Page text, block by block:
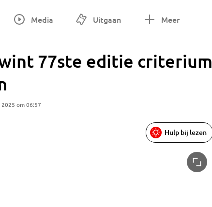
Media Uitgaan Meer
77ste editie criterium
om 06:57
Hulp bij lezen